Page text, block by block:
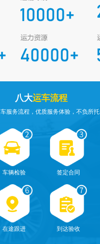
八大运车流程
服务流程，优质服务体验，不负所托
车辆检验 签定合同
在途跟进 到达验收